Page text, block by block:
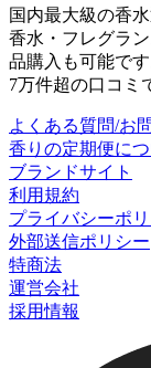
国内最大級の香
香水・フレグラ
品購入も可能で
7万件超の口コミ
よくある質問/お
香りの定期便に
ブランドサイト
利用規約
プライバシーポ
外部送信ポリシー
特商法
運営会社
採用情報